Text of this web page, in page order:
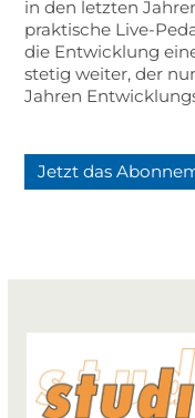
in den letzten
praktische Live-
die Entwicklung
stetig weiter, der
Jahren
Jetzt das